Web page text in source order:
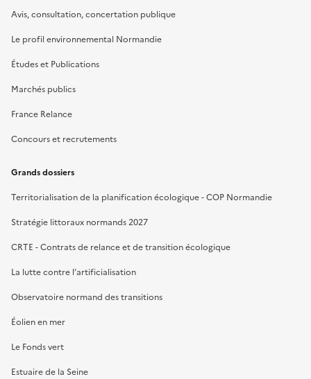
Avis, consultation, concertation publique
Le profil environnemental Normandie
Études et Publications
Marchés publics
France Relance
Concours et recrutements
Grands dossiers
Territorialisation de la planification écologique - COP Normandie
Stratégie littoraux normands 2027
CRTE - Contrats de relance et de transition écologique
La lutte contre l’artificialisation
Observatoire normand des transitions
Éolien en mer
Le Fonds vert
Estuaire de la Seine